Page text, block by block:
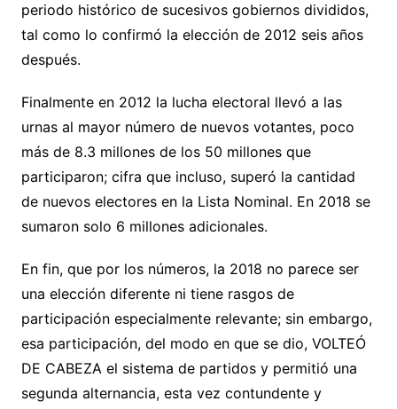
periodo histórico de sucesivos gobiernos divididos,
tal como lo confirmó la elección de 2012 seis años
después.
Finalmente en 2012 la lucha electoral llevó a las
urnas al mayor número de nuevos votantes, poco
más de 8.3 millones de los 50 millones que
participaron; cifra que incluso, superó la cantidad
de nuevos electores en la Lista Nominal. En 2018 se
sumaron solo 6 millones adicionales.
En fin, que por los números, la 2018 no parece ser
una elección diferente ni tiene rasgos de
participación especialmente relevante; sin embargo,
esa participación, del modo en que se dio, VOLTEÓ
DE CABEZA el sistema de partidos y permitió una
segunda alternancia, esta vez contundente y